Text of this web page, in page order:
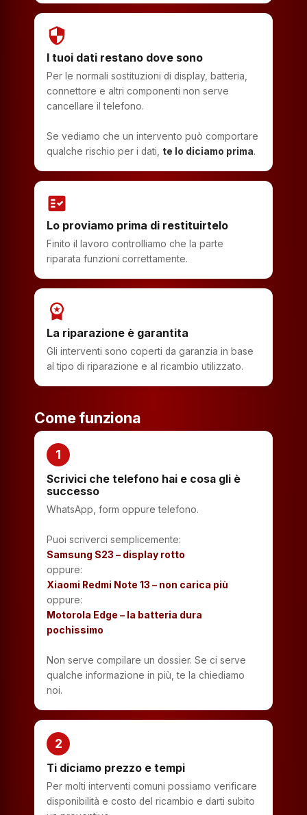
security
I tuoi dati restano dove sono
Per le normali sostituzioni di display, batteria,
connettore e altri componenti non serve
cancellare il telefono.
Se vediamo che un intervento può comportare
qualche rischio per i dati, te lo diciamo prima.
fact_check
Lo proviamo prima di restituirtelo
Finito il lavoro controlliamo che la parte
riparata funzioni correttamente.
workspace_premium
La riparazione è garantita
Gli interventi sono coperti da garanzia in base
al tipo di riparazione e al ricambio utilizzato.
Come funziona
1
Scrivici che telefono hai e cosa gli è
successo
WhatsApp, form oppure telefono.
Puoi scriverci semplicemente:
Samsung S23 – display rotto
oppure:
Xiaomi Redmi Note 13 – non carica più
oppure:
Motorola Edge – la batteria dura
pochissimo
Non serve compilare un dossier. Se ci serve
qualche informazione in più, te la chiediamo
noi.
2
Ti diciamo prezzo e tempi
Per molti interventi comuni possiamo verificare
disponibilità e costo del ricambio e darti subito